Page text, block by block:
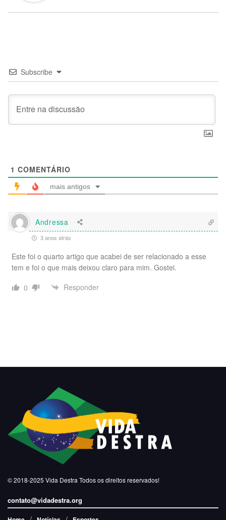
Subscribe
1 COMENTÁRIO
mais antigos
Andressa
3 anos atrás
Este foi o quarto artigo que acabei de ser relacionado a esse
tem e foi o que mais deixou claro para mim. Gostei.
0
Responder
© 2018-2025 Vida Destra Todos os direitos reservados!
contato@vidadestra.org